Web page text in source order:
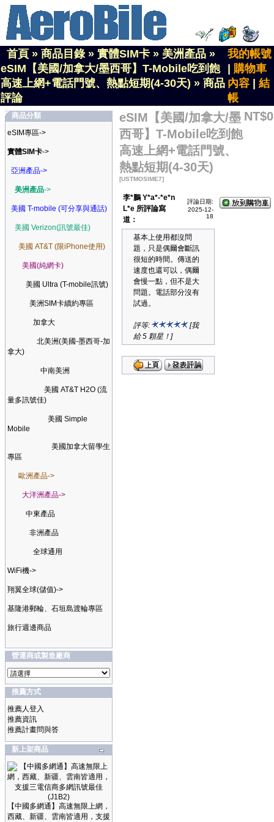
首頁 » 商品目錄» 實體SIM卡 » 美洲產品 »
eSIM【美國/加拿大/墨西哥】T-Mobile吃到飽
高速上網+電話門號、熱點短期(4-30天) » 商品
評論
我的帳號
購物車
內容
結
帳
商品分類
eSIM專區->
實體SIM卡->
亞洲產品->
美洲產品->
美國 T-mobile (可分享與通話)
美國 Verizon(訊號最佳)
美國 AT&T (限iPhone使用)
美國(純網卡)
美國 Ultra (T-mobile訊號)
美洲SIM卡續約專區
加拿大
北美洲(美國-墨西哥-加
拿大)
中南美洲
美國 AT&T H2O (流
量多訊號佳)
美國 Simple
Mobile
美國加拿大留學生
專區
歐洲產品->
大洋洲產品->
中東產品
非洲產品
全球通用
WiFi機->
翔翼全球(儲值)->
基隆港郵輪、石垣島渡輪專區
旅行週邊商品
營運商或製造廠商
推薦方式
推薦人登入
推薦資訊
推薦計畫問與答
新上架商品
【中國多網通】高速無限上網，
西藏、新疆、雲南皆適用，支援
eSIM【美國/加拿大/墨
西哥】T-Mobile吃到飽
高速上網+電話門號、
熱點短期(4-30天)
[USTMOSIME7]
NT$0
李*鵬 Y*a*-*e*n
L*e 所評論寫
道：
評論日期:
2025-12-
18
基本上使用都沒問
題，只是偶爾會斷訊
很短的時間。傳送的
速度也還可以，偶爾
會慢一點，但不是大
問題。電話部分沒有
試過。
評等:
[我
給 5 顆星！]